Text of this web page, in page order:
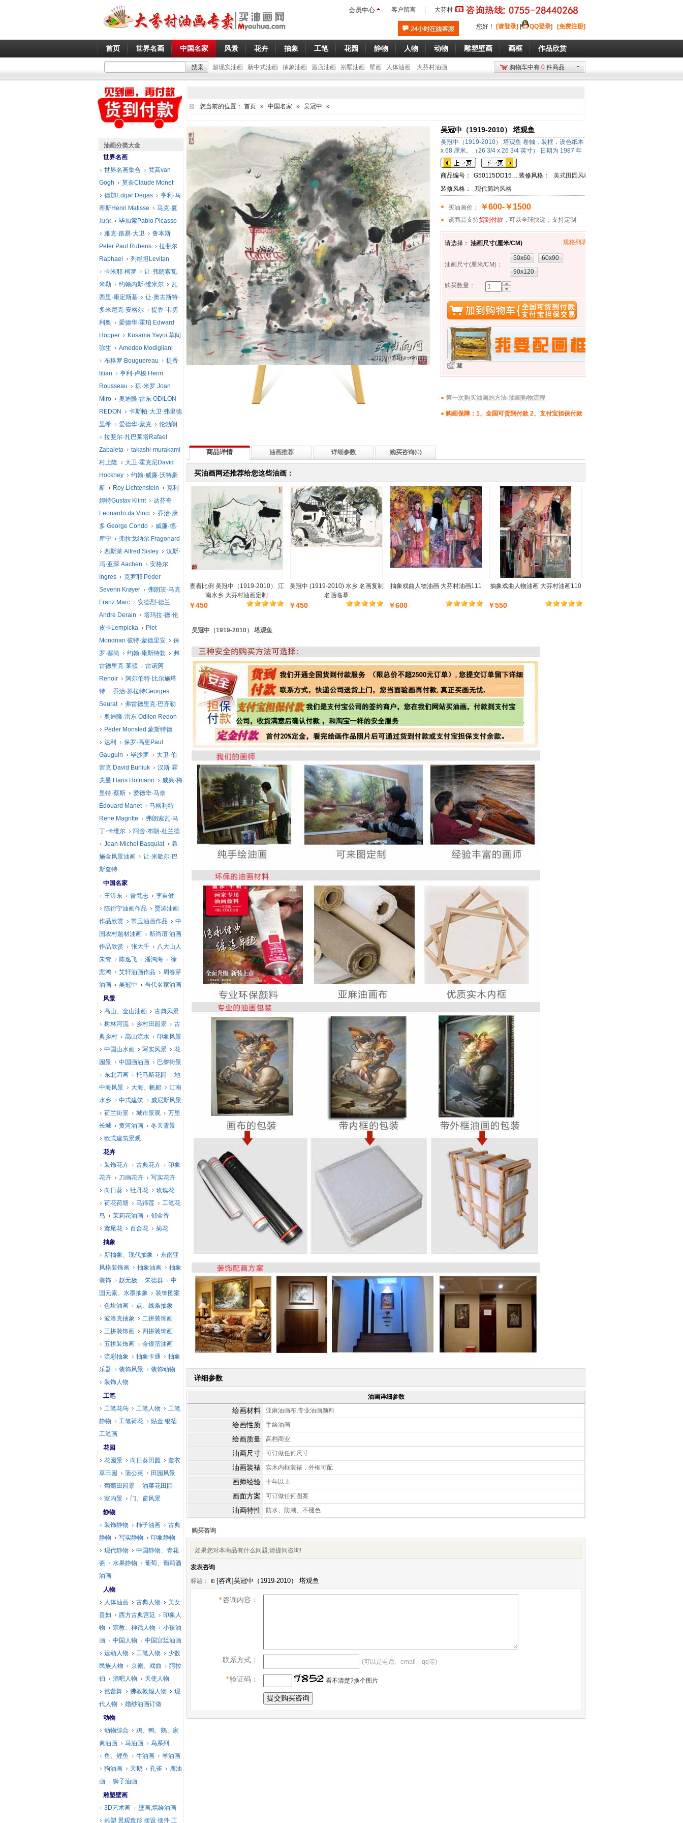
会员中心 客户留言 大芬村
您好 ！ [请登录] [ QQ登录] [免费注册]
首页 世界名画 中国名家 风景 花卉 抽象 工笔 花园 静物 人物 动物 雕塑壁画 画框 作品欣赏
超现实油画 新中式油画 抽象油画 酒店油画 别墅油画 壁画 人体油画 大芬村油画 购物车中有 0 件商品
您当前的位置： 首页 » 中国名家 » 吴冠中 »
吴冠中（1919-2010） 塔观鱼
吴冠中（1919-2010） 塔观鱼 卷轴，装框，设色纸本， 68
x 68 厘米。（26 3/4 x 26 3/4 英寸） 日期为 1987 年
商品编号： G50115DD15FF89 装修风格：
美式田园风格
装修风格：
现代简约风格
买油画价： ￥600-￥1500
该商品支持货到付款 ，可以全球快递，支持定制
请选择： 油画尺寸(厘米/CM) 规格列表»»
油画尺寸(厘米/CM) ：
50x60
60x90
90x120
购买数量：
藏
第一次购买油画的方法-油画购物流程
购画保障：1、全国可货到付款 2、支付宝担保付款
商品详情 油画推荐 详细参数 购买咨询(0)
买油画网还推荐给您这些油画：
查看比例 吴冠中（1919-2010） 江
南水乡 大芬村油画定制
￥450
吴冠中 (1919-2010) 水乡 名画复制
名画临摹
￥450
抽象戏曲人物油画 大芬村油画111
￥600
抽象戏曲人物油画 大芬村油画110
￥550
吴冠中（1919-2010） 塔观鱼
详细参数
油画详细参数
绘画材料 亚麻油画布,专业油画颜料
绘画性质 手绘油画
绘画质量 高档商业
油画尺寸 可订做任何尺寸
油画装裱 实木内框装裱，外框可配
画师经验 十年以上
画面方案 可订做任何图案
油画特性 防水、防潮、不褪色
购买咨询
如果您对本商品有什么问题,请提问咨询!
发表咨询
标题：
*咨询内容：
联系方式： (可以是电话、email、qq等)
*验证码： 看不清楚?换个图片
油画分类大全
世界名画
世界名画集合
梵高van
Gogh
莫奈Claude Monet
德加Edgar Degas
亨利·马
蒂斯Henri Matisse
马克·夏
加尔
毕加索Pablo Picasso
雅克·路易·大卫
鲁本斯
Peter Paul Rubens
拉斐尔
Raphael
列维坦Levitan
卡米耶·柯罗
让·弗朗索瓦·
米勒
约翰内斯·维米尔
瓦
西里·康定斯基
让·奥古斯特·
多米尼克·安格尔
提香·韦切
利奥
爱德华·霍珀 Edward
Hopper
Kusama Yayoi 草间
弥生
Amedeo Modigliani
布格罗 Bouguereau
提香
titian
亨利·卢梭 Henri
Rousseau
琼·米罗 Joan
Miro
奥迪隆·雷东 ODILON
REDON
卡斯帕·大卫·弗里德
里希
爱德华·蒙克
伦勃朗
拉斐尔·扎巴莱塔Rafael
Zabaleta
takashi-murakami
村上隆
大卫·霍克尼David
Hockney
约翰·威廉·沃特豪
斯
Roy Lichtenstein
克利
姆特Gustav Klimt
达芬奇
Leonardo da Vinci
乔治·康
多 George Condo
威廉·德·
库宁
弗拉戈纳尔 Fragonard
西斯莱 Alfred Sisley
汉斯·
冯·亚琛 Aachen
安格尔
Ingres
克罗耶 Peder
Severin Krøyer
弗朗茨·马克
Franz Marc
安德烈·德兰
Andre Derain
塔玛拉·德·伦
皮卡Lempicka
Piet
Mondrian 彼特·蒙德里安
保
罗·塞尚
约翰·康斯特勃
弗
雷德里克·莱顿
雷诺阿
Renoir
阿尔伯特·比尔施塔
特
乔治·苏拉特Georges
Seurat
弗雷德里克·巴齐勒
奥迪隆·雷东 Odilon Redon
Peder Monsted 蒙斯特德
达利
保罗·高更Paul
Gauguin
毕沙罗
大卫·伯
留克 David Burliuk
汉斯·霍
夫曼 Hans Hofmann
威廉·梅
里特·蔡斯
爱德华·马奈
Édouard Manet
马格利特
Rene Magritte
弗朗索瓦·马
丁·卡维尔
阿舍·布朗·杜兰德
Jean-Michel Basquiat
希
施金风景油画
让·米歇尔·巴
斯奎特
中国名家
王沂东
曾梵志
李自健
陈衍宁油画作品
贾涛油画
作品欣赏
常玉油画作品
中
国农村题材油画
靳尚谊 油画
作品欣赏
张大千
八大山人
朱耷
陈逸飞 潘鸿海
徐
悲鸿
艾轩油画作品
周春芽
油画
吴冠中
当代名家油画
风景
高山、金山油画
古典风景
树林河流
乡村田园景
古
典乡村
高山流水
印象风景
中国山水画
写实风景
花
园景
中国画油画
巴黎街景
东北刀画
托马斯花园
地
中海风景
大海、帆船
江南
水乡
中式建筑
威尼斯风景
荷兰街景
城市景观
万里
长城
黄河油画
冬天雪景
欧式建筑景观
花卉
装饰花卉
古典花卉
印象
花卉
刀画花卉
写实花卉
向日葵
牡丹花
玫瑰花
荷花荷塘
马蹄莲
工笔花
鸟
茉莉花油画
郁金香
鸢尾花
百合花
菊花
抽象
新抽象、现代抽象
东南亚
风格装饰画
抽象油画
抽象
装饰
赵无极 朱德群
中
国元素、水墨抽象
装饰图案
色块油画
点、线条抽象
波洛克抽象
二拼装饰画
三拼装饰画
四拼装饰画
五拼装饰画
金银箔油画
流彩抽象
抽象卡通
抽象
乐器
装饰风景
装饰动物
装饰人物
工笔
工笔花鸟
工笔人物
工笔
静物
工笔荷花
贴金 银箔
工笔画
花园
花园景
向日葵田园
薰衣
草田园
蒲公英
田园风景
葡萄田园景
油菜花田园
室内景
门、窗风景
静物
装饰静物
柿子油画
古典
静物
写实静物
印象静物
现代静物
中国静物、青花
瓷
水果静物
葡萄、葡萄酒
油画
人物
人体油画
古典人物
美女
贵妇
西方古典宫廷
印象人
物
宗教、神话人物
小孩油
画
中国人物
中国宫廷油画
运动人物
工笔人物
少数
民族人物
京剧、戏曲
阿拉
伯
酒吧人物
天使人物
芭蕾舞
佛教敦煌人物
现
代人物
婚纱油画订做
动物
动物综合
鸡、鸭、鹅、家
禽油画
马油画
鸟系列
鱼、鲤鱼
牛油画
羊油画
狗油画
天鹅 孔雀
鹿油
画
狮子油画
雕塑壁画
3D艺术画
壁画,墙绘油画
雕塑 景观造形 摆设 摆件 工